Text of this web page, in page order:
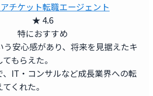
チケット転職エージェント
★ 4.6
特におすすめ
う安心感があり、将来を見据えたキ
もらえた。
、IT・コンサルなど成長業界への転
くれた。